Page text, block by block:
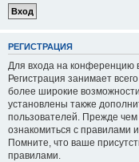
РЕГИСТРАЦИЯ
Для входа на конференцию
Регистрация занимает
более широкие
установлены также
пользователей. Прежде чем
ознакомиться с правилами
Помните, что ваше
правилами.